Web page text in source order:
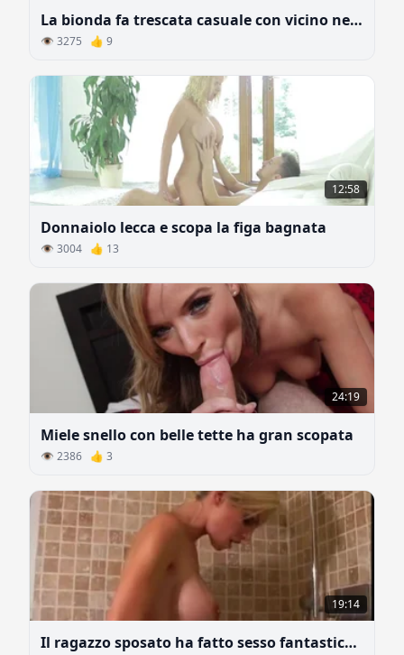
La bionda fa trescata casuale con vicino nero
👁 3275 👍 9
12:58
Donnaiolo lecca e scopa la figa bagnata
👁 3004 👍 13
24:19
Miele snello con belle tette ha gran scopata
👁 2386 👍 3
19:14
Il ragazzo sposato ha fatto sesso fantastico con una giovane milf